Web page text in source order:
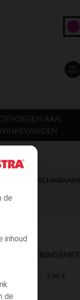
de
inhoud
de
één
maat
AAN
DIRECTE
7,90 €